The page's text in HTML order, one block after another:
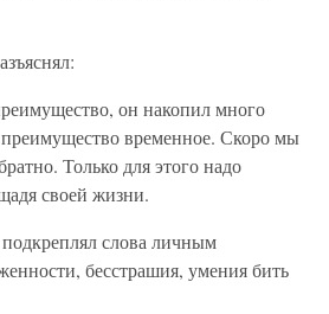
он накопил много
временное. Скоро мы
Только для этого надо
своей жизни.
слова личным
бесстрашия, умения бить